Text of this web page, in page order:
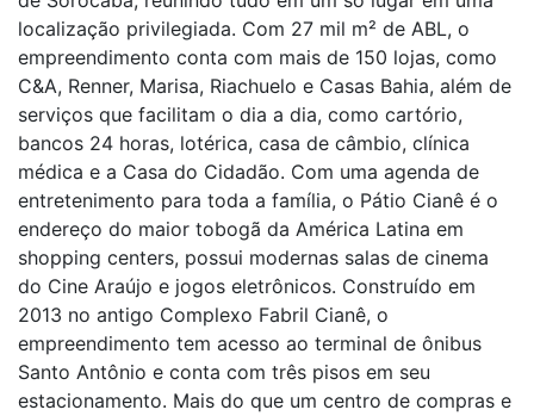
localização privilegiada. Com 27 mil m² de ABL, o
empreendimento conta com mais de 150 lojas, como
C&A, Renner, Marisa, Riachuelo e Casas Bahia, além de
serviços que facilitam o dia a dia, como cartório,
bancos 24 horas, lotérica, casa de câmbio, clínica
médica e a Casa do Cidadão. Com uma agenda de
entretenimento para toda a família, o Pátio Cianê é o
endereço do maior tobogã da América Latina em
shopping centers, possui modernas salas de cinema
do Cine Araújo e jogos eletrônicos. Construído em
2013 no antigo Complexo Fabril Cianê, o
empreendimento tem acesso ao terminal de ônibus
Santo Antônio e conta com três pisos em seu
estacionamento. Mais do que um centro de compras e